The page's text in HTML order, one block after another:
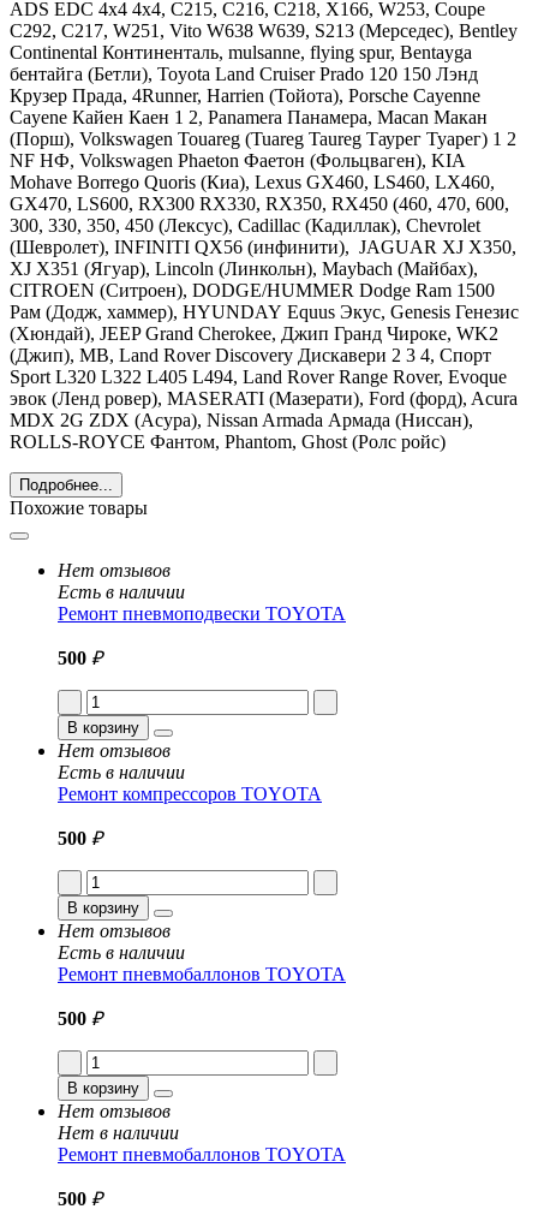
ADS EDC 4x4 4х4, C215, C216, C218, X166, W253, Coupe
C292, C217, W251, Vito W638 W639, S213 (Мерседес), Bentley
Continental Континенталь, mulsanne, flying spur, Bentayga
бентайга (Бетли), Toyota Land Cruiser Prado 120 150 Лэнд
Крузер Прада, 4Runner, Harrien (Тойота), Porsche Cayenne
Cayene Кайен Каен 1 2, Panamera Панамера, Macan Макан
(Порш), Volkswagen Touareg (Tuareg Taureg Таурег Туарег) 1 2
NF НФ, Volkswagen Phaeton Фаетон (Фольцваген), KIA
Mohave Borrego Quoris (Киа), Lexus GX460, LS460, LX460,
GX470, LS600, RX300 RX330, RX350, RX450 (460, 470, 600,
300, 330, 350, 450 (Лексус), Cadillac (Кадиллак), Сhevrolet
(Шевролет), INFINITI QX56 (инфинити), JAGUAR XJ X350,
XJ X351 (Ягуар), Lincoln (Линкольн), Maybach (Майбах),
CITROEN (Ситроен), DODGE/HUMMER Dodge Ram 1500
Рам (Додж, хаммер), HYUNDAY Equus Экус, Genesis Генезис
(Хюндай), JEEP Grand Cherokee, Джип Гранд Чироке, WK2
(Джип), MB, Land Rover Discovery Дискавери 2 3 4, Спорт
Sport L320 L322 L405 L494, Land Rover Range Rover, Evoque
эвок (Ленд ровер), MASERATI (Мазерати), Ford (форд), Acura
MDX 2G ZDX (Асура), Nissan Armada Армада (Ниссан),
ROLLS-ROYCE Фантом, Phantom, Ghost (Ролс ройс)
Подробнее...
Похожие товары
Нет отзывов
Есть в наличии
Ремонт пневмоподвески TOYOTA
500 ₽
В корзину
Нет отзывов
Есть в наличии
Ремонт компрессоров TOYOTA
500 ₽
В корзину
Нет отзывов
Есть в наличии
Ремонт пневмобаллонов TOYOTA
500 ₽
В корзину
Нет отзывов
Нет в наличии
Ремонт пневмобаллонов TOYOTA
500 ₽